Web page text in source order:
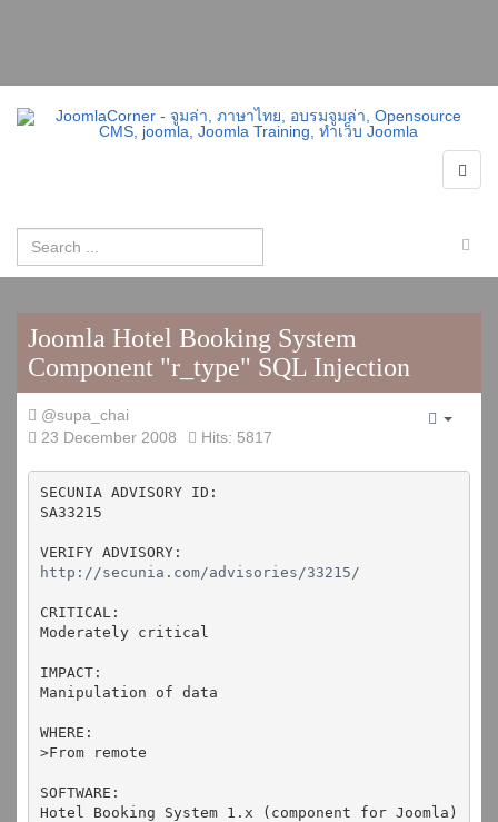
Joomla Hotel Booking System
Component "r_type" SQL Injection
@supa_chai
23 December 2008
Hits: 5817
SECUNIA ADVISORY ID:
SA33215
VERIFY ADVISORY:
http://secunia.com/advisories/33215/
CRITICAL:
Moderately critical
IMPACT:
Manipulation of data
WHERE:
>From remote
SOFTWARE:
Hotel Booking System 1.x (component for Joomla)